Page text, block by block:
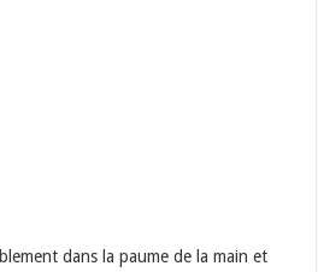
dans la paume de la main et